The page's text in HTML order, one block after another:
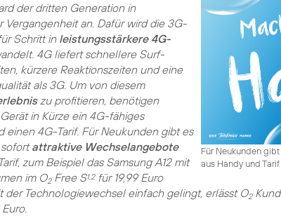
Für Neukunden
aus Handy und Tarif
der dritten Generation in
Vergangenheit an. Dafür wird die 3G-
Schritt in leistungsstärkere 4G-
4G liefert schnellere Surf-
kürzere Reaktionszeiten und eine
als 3G. Um von diesem
zu profitieren, benötigen
in Kürze ein 4G-fähiges
einen 4G-Tarif. Für Neukunden gibt es
attraktive Wechselangebote
zum Beispiel das Samsung A12 mit
im O2Free S1,2für 19,99 Euro
der Technologiewechsel einfach gelingt, erlässt O2